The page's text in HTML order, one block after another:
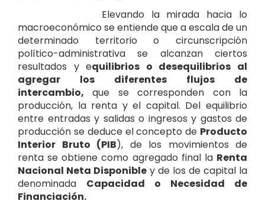
Elevando la mirada hacia lo
macroeconómico se entiende que a escala de un
determinado territorio o circunscripción
político-administrativa se alcanzan ciertos
resultados y equilibrios o desequilibrios al
agregar los diferentes flujos de
intercambio, que se corresponden con la
producción, la renta y el capital. Del equilibrio
entre entradas y salidas o ingresos y gastos de
producción se deduce el concepto de Producto
Interior Bruto (PIB), de los movimientos de
renta se obtiene como agregado final la Renta
Nacional Neta Disponible y de los de capital la
denominada Capacidad o Necesidad de
Financiación.